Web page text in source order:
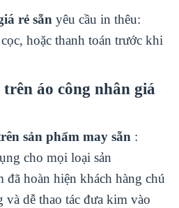
rẻ sẵnyêu cầu in thêu:
hoặc thanh toán trước khi
áo công nhân giá
sản phẩm may sẵn :
cho mọi loại sản
đã hoàn hiện khách hàng chú
dễ thao tác đưa kim vào